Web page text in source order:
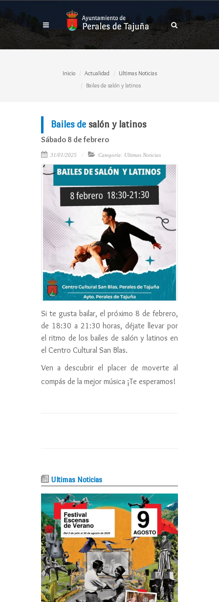
Inicio Actualidad
Ultimas Noticias
Bailes de salón y latinos
Bailes de salón y latinos
Sábado 8 de febrero
31/01/2025 Categoría: Ultimas Noticias
Si te gusta bailar, el próximo 8 de febrero,
de 18:30 a 21:30 horas, déjate llevar por
el ritmo de los bailes de salón y latinos en
el Centro Cultural San Blas.
Ven a descubrir el placer de moverte al
compás de la mejor música ¡Te esperamos!
Ultimas Noticias